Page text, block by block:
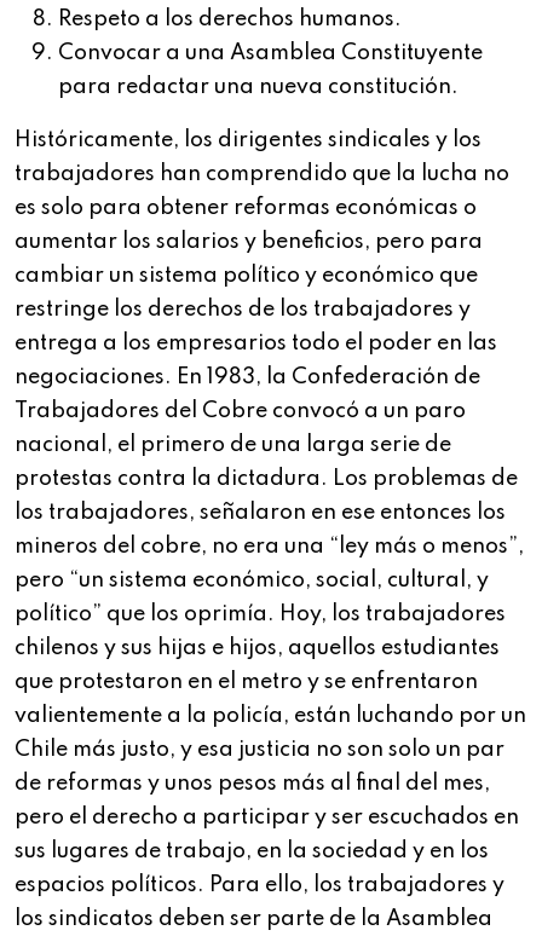
Respeto a los derechos humanos.
Convocar a una Asamblea Constituyente
para redactar una nueva constitución.
Históricamente, los dirigentes sindicales y los
trabajadores han comprendido que la lucha no
es solo para obtener reformas económicas o
aumentar los salarios y beneficios, pero para
cambiar un sistema político y económico que
restringe los derechos de los trabajadores y
entrega a los empresarios todo el poder en las
negociaciones. En 1983, la Confederación de
Trabajadores del Cobre convocó a un paro
nacional, el primero de una larga serie de
protestas contra la dictadura. Los problemas de
los trabajadores, señalaron en ese entonces los
mineros del cobre, no era una “ley más o menos”,
pero “un sistema económico, social, cultural, y
político” que los oprimía. Hoy, los trabajadores
chilenos y sus hijas e hijos, aquellos estudiantes
que protestaron en el metro y se enfrentaron
valientemente a la policía, están luchando por un
Chile más justo, y esa justicia no son solo un par
de reformas y unos pesos más al final del mes,
pero el derecho a participar y ser escuchados en
sus lugares de trabajo, en la sociedad y en los
espacios políticos. Para ello, los trabajadores y
los sindicatos deben ser parte de la Asamblea